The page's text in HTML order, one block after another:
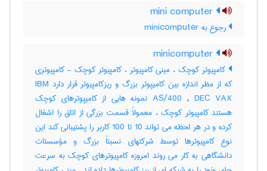
رجوع به minicomputer
کامپیوتر کوچک ، مینی کامپیوتر ، کامپیوتر کوچک - کامپیوتری
که از مظر اندازه بین کامیپوتر بزرگ و ریزکامپیوتر قرار دارد IBM
AS/400 , DEC VAX نمونه هایی از کامیپوترهای کوچک
هستند کامپیوتر کوچک ، معمولاً قسمت بزرگی از اتاق را اشغال
کرده و در هر لحظه می تواند 10 تا 100 کاربر را پشتیبانی کند این
نوع کامپیوترها توسط شرکتهای نسبتاً بزرگ و مؤسستات
دانشگاهی به کار می روند امروزه کامپیوترهای کوچک به سرعت